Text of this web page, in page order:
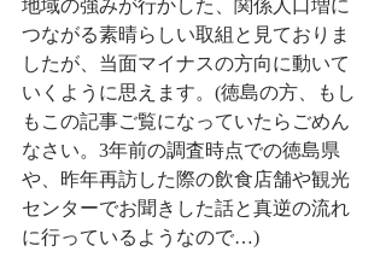
地域の強みが行かした、関係人口増に
つながる素晴らしい取組と見ておりま
したが、当面マイナスの方向に動いて
いくように思えます。(徳島の方、もし
もこの記事ご覧になっていたらごめん
なさい。3年前の調査時点での徳島県
や、昨年再訪した際の飲食店舗や観光
センターでお聞きした話と真逆の流れ
に行っているようなので…)